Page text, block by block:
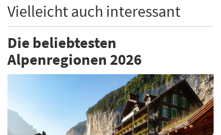
Vielleicht auch interessant
Die beliebtesten
Alpenregionen 2026